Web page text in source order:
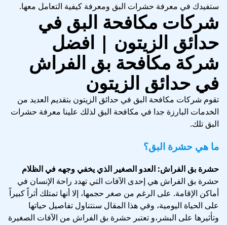
ستفيدك في معرفة حشرات البق ومعرفة كيفية التعامل معها.
شركات مكافحة البق في
حدائق الزيتون | افضل
شركة مكافحة بق الفراش
في حدائق الزيتون
تقوم شركات مكافحة البق في حدائق الزيتون بتقديم العديد من
الخدمات البارزة جدا في مكافحة البق لذلك علينا معرفة حشرات
البق تلك.
ما هي حشرة البق؟
حشرة بق الفراش: العدو الصغير الذي يخفي وجهه في الظلام
حشرة بق الفراش هي إحدى الآفات التي تهدد راحة الإنسان في
أماكن الإقامة. على الرغم من صغر حجمها، إلا أنها تمتلك أثراً كبيراً
على الحياة اليومية، وفي هذا المقال سنتناول تفاصيل حياتها
وتأثيرها على البشر،و تعتبر حشرة بق الفراش من الآفات الصغيرة